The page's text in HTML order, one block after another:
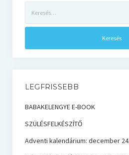
LEGFRISSEBB
BABAKELENGYE E-BOOK
SZÜLÉSFELKÉSZÍTŐ
Adventi kalendárium: december